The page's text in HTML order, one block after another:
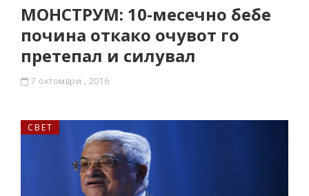
МОНСТРУМ: 10-месечно бебе
почина откако очувот го
претепал и силувал
7 октомври , 2016
СВЕТ